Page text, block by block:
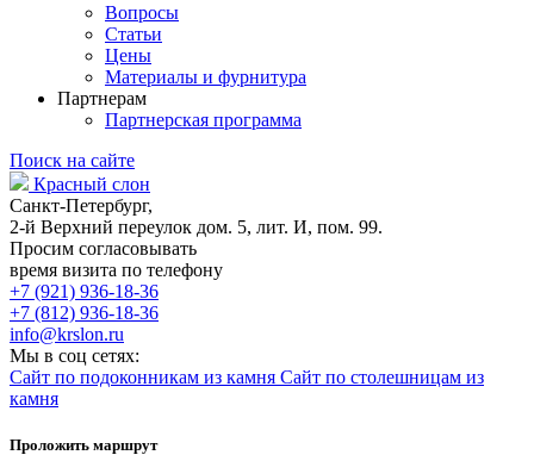
Вопросы
Статьи
Цены
Материалы и фурнитура
Партнерам
Партнерская программа
Поиск на сайте
Красный слон
Санкт-Петербург,
2-й Верхний переулок дом. 5, лит. И, пом. 99.
Просим согласовывать
время визита по телефону
+7 (921) 936-18-36
+7 (812) 936-18-36
info@krslon.ru
Мы в соц сетях:
Сайт по подоконникам из камня Сайт по столешницам из
камня
Проложить маршрут